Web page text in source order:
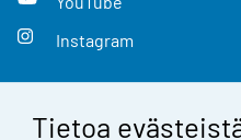
Tietoa
Instagram
Yhteystiedot